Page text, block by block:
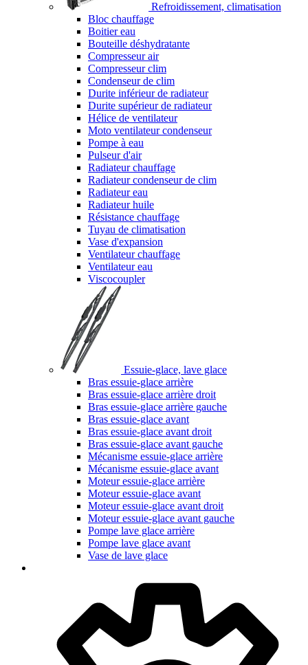
Refroidissement, climatisation
Bloc chauffage
Boitier eau
Bouteille déshydratante
Compresseur air
Compresseur clim
Condenseur de clim
Durite inférieur de radiateur
Durite supérieur de radiateur
Hélice de ventilateur
Moto ventilateur condenseur
Pompe à eau
Pulseur d'air
Radiateur chauffage
Radiateur condenseur de clim
Radiateur eau
Radiateur huile
Résistance chauffage
Tuyau de climatisation
Vase d'expansion
Ventilateur chauffage
Ventilateur eau
Viscocoupler
Essuie-glace, lave glace
Bras essuie-glace arrière
Bras essuie-glace arrière droit
Bras essuie-glace arrière gauche
Bras essuie-glace avant
Bras essuie-glace avant droit
Bras essuie-glace avant gauche
Mécanisme essuie-glace arrière
Mécanisme essuie-glace avant
Moteur essuie-glace arrière
Moteur essuie-glace avant
Moteur essuie-glace avant droit
Moteur essuie-glace avant gauche
Pompe lave glace arrière
Pompe lave glace avant
Vase de lave glace